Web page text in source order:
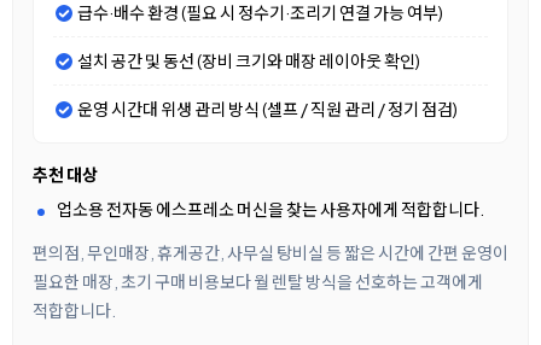
급수·배수 환경 (필요 시 정수기·조리기 연결 가능 여부)
설치 공간 및 동선 (장비 크기와 매장 레이아웃 확인)
운영 시간대 위생 관리 방식 (셀프 / 직원 관리 / 정기 점검)
추천 대상
업소용 전자동 에스프레소 머신을 찾는 사용자에게 적합합니다.
편의점, 무인매장, 휴게공간, 사무실 탕비실 등 짧은 시간에 간편 운영이
필요한 매장, 초기 구매 비용보다 월 렌탈 방식을 선호하는 고객에게
적합합니다.